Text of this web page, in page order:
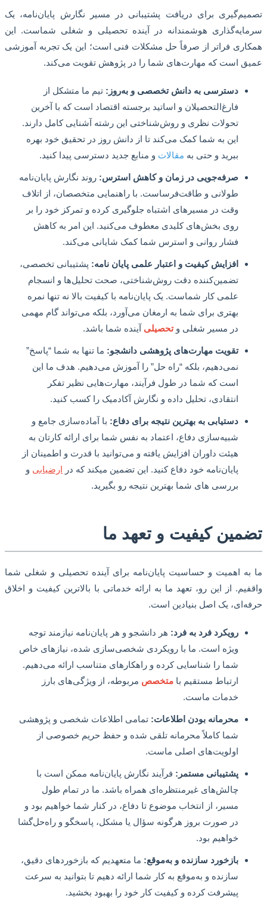
برای دریافت پشتیبانی در مسیر نگارش پایان‌نامه، یک
هوشمندانه در آینده تحصیلی و شغلی شماست. این
فراتر از صرفاً حل مشکلات فنی است؛ این یک تجربه آموزشی
است که مهارت‌های شما را در پژوهش تقویت می‌کند.
دسترسی به دانش تخصصی و به‌روز:تیم ما متشکل از
فارغ‌التحصیلان و اساتید برجسته اقتصاد است که با آخرین
تحولات نظری و روش‌شناختی این رشته آشنایی کامل دارند.
این به شما کمک می‌کند تا از دانش روز در تحقیق خود بهره
ببرید و حتی بهمقالاتو منابع جدید دسترسی پیدا کنید.
صرفه‌جویی در زمان و کاهش استرس:روند نگارش پایان‌نامه
طولانی و طاقت‌فرساست. با راهنمایی متخصصان، از اتلاف
وقت در مسیرهای اشتباه جلوگیری کرده و تمرکز خود را بر
روی بخش‌های کلیدی معطوف می‌کنید. این امر به کاهش
فشار روانی و استرس شما کمک شایانی می‌کند.
افزایش کیفیت و اعتبار علمی پایان نامه: پشتیبانی تخصصی،
تضمین‌کننده دقت روش‌شناختی، صحت تحلیل‌ها و انسجام
علمی کار شماست. یک پایان‌نامه با کیفیت بالا نه تنها نمره
بهتری برای شما به ارمغان می‌آورد، بلکه می‌تواند گام مهمی
در مسیر شغلی وتحصیلیآینده شما باشد.
تقویت مهارت‌های پژوهشی دانشجو:ما تنها به شما “پاسخ”
نمی‌دهیم، بلکه “راه حل” را آموزش می‌دهیم. هدف ما این
است که شما در طول فرآیند، مهارت‌هایی نظیر تفکر
انتقادی، تحلیل داده و نگارش آکادمیک را کسب کنید.
دستیابی به بهترین نتیجه برای دفاع:با آماده‌سازی جامع و
شبیه‌سازی دفاع، اعتماد به نفس شما برای ارائه کارتان به
هیئت داوران افزایش یافته و می‌توانید با قدرت و اطمینان از
پایان‌نامه خود دفاع کنید. این تضمین میکند که درارضیابیو
بررسی های شما بهترین نتیجه رو بگیرید.
کیفیت و تعهد ما
اهمیت و حساسیت پایان‌نامه برای آینده تحصیلی و شغلی شما
از این رو، تعهد ما به ارائه خدماتی با بالاترین کیفیت و اخلاق
یک اصل بنیادین است.
رویکرد فرد به فرد: هر دانشجو و هر پایان‌نامه نیازمند توجه
ویژه است. ما با رویکردی شخصی‌سازی شده، نیازهای خاص
شما را شناسایی کرده و راهکارهای متناسب ارائه می‌دهیم.
ارتباط مستقیم بامتخصصمربوطه، از ویژگی‌های بارز
خدمات ماست.
محرمانه بودن اطلاعات:تمامی اطلاعات شخصی و پژوهشی
شما کاملاً محرمانه تلقی شده و حفظ حریم خصوصی از
اولویت‌های اصلی ماست.
پشتیبانی مستمر:فرآیند نگارش پایان‌نامه ممکن است با
چالش‌های غیرمنتظره‌ای همراه باشد. ما در تمام طول
مسیر، از انتخاب موضوع تا دفاع، در کنار شما خواهیم بود و
در صورت بروز هرگونه سؤال یا مشکل، پاسخگو و راه‌حل‌گشا
خواهیم بود.
بازخورد سازنده و به‌موقع:ما متعهدیم که بازخوردهای دقیق،
سازنده و به‌موقع به کار شما ارائه دهیم تا بتوانید به سرعت
پیشرفت کرده و کیفیت کار خود را بهبود بخشید.